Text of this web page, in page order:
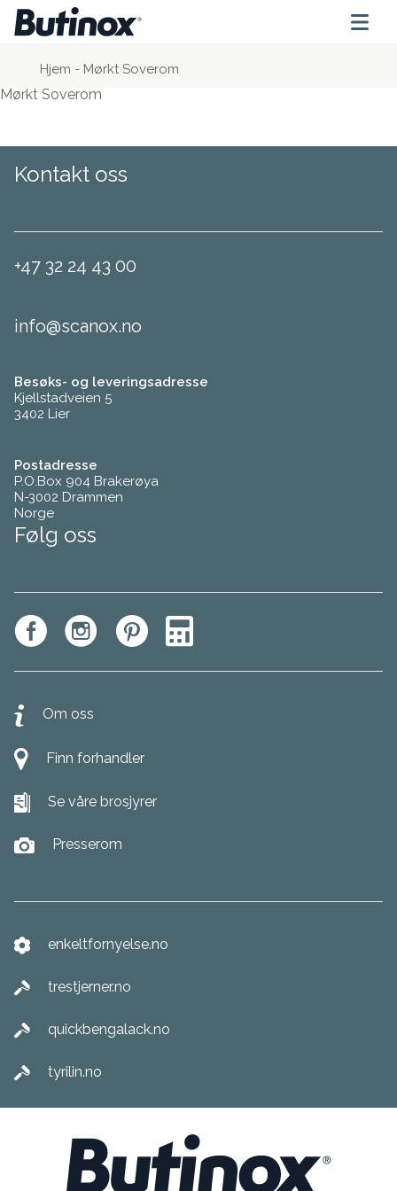
Hjem - Mørkt Soverom
Mørkt Soverom
Kontakt oss
+47 32 24 43 00
info@scanox.no
Besøks- og leveringsadresse
Kjellstadveien 5
3402 Lier
Postadresse
P.O.Box 904 Brakerøya
N-3002 Drammen
Norge
Følg oss
Om oss
Finn forhandler
Se våre brosjyrer
Presserom
enkeltfornyelse.no
trestjerner.no
quickbengalack.no
tyrilin.no